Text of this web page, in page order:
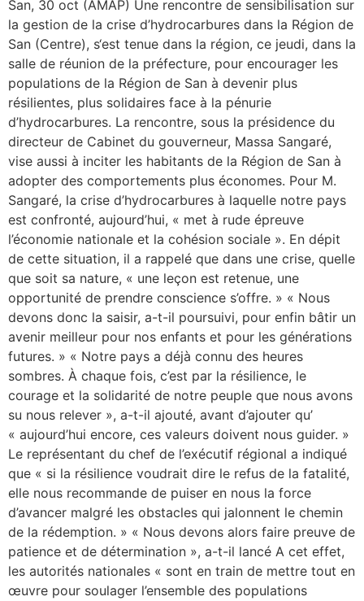
San, 30 oct (AMAP) Une rencontre de sensibilisation sur
la gestion de la crise d’hydrocarbures dans la Région de
San (Centre), s‘est tenue dans la région, ce jeudi, dans la
salle de réunion de la préfecture, pour encourager les
populations de la Région de San à devenir plus
résilientes, plus solidaires face à la pénurie
d’hydrocarbures. La rencontre, sous la présidence du
directeur de Cabinet du gouverneur, Massa Sangaré,
vise aussi à inciter les habitants de la Région de San à
adopter des comportements plus économes. Pour M.
Sangaré, la crise d’hydrocarbures à laquelle notre pays
est confronté, aujourd’hui, « met à rude épreuve
l’économie nationale et la cohésion sociale ». En dépit
de cette situation, il a rappelé que dans une crise, quelle
que soit sa nature, « une leçon est retenue, une
opportunité de prendre conscience s’offre. » « Nous
devons donc la saisir, a-t-il poursuivi, pour enfin bâtir un
avenir meilleur pour nos enfants et pour les générations
futures. » « Notre pays a déjà connu des heures
sombres. À chaque fois, c’est par la résilience, le
courage et la solidarité de notre peuple que nous avons
su nous relever », a-t-il ajouté, avant d’ajouter qu’
« aujourd’hui encore, ces valeurs doivent nous guider. »
Le représentant du chef de l’exécutif régional a indiqué
que « si la résilience voudrait dire le refus de la fatalité,
elle nous recommande de puiser en nous la force
d’avancer malgré les obstacles qui jalonnent le chemin
de la rédemption. » « Nous devons alors faire preuve de
patience et de détermination », a-t-il lancé A cet effet,
les autorités nationales « sont en train de mettre tout en
œuvre pour soulager l’ensemble des populations